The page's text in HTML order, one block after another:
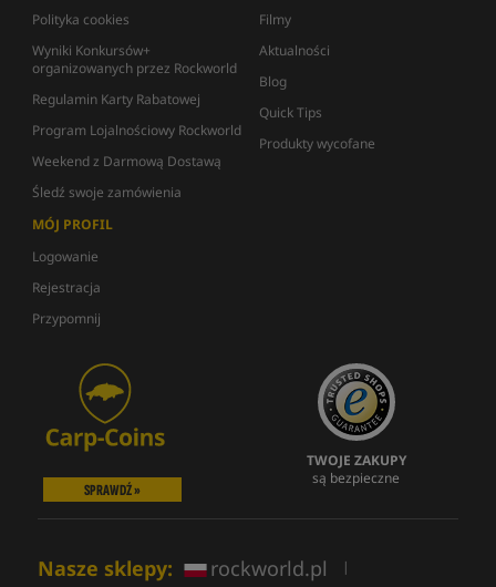
Polityka cookies
Wyniki Konkursów+
organizowanych przez Rockworld
Regulamin Karty Rabatowej
Program Lojalnościowy Rockworld
Weekend z Darmową Dostawą
Śledź swoje zamówienia
Filmy
Aktualności
Blog
Quick Tips
Produkty wycofane
MÓJ PROFIL
Logowanie
Rejestracja
Przypomnij
SPRAWDŹ »
TWOJE ZAKUPY
są bezpieczne
Nasze sklepy: rockworld.pl |